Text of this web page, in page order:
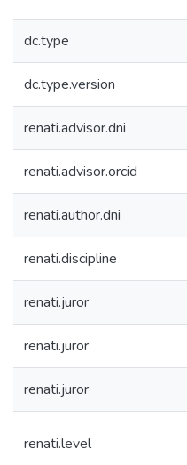
dc.type
dc.type.version
renati.advisor.dni
renati.advisor.orcid
renati.author.dni
renati.discipline
renati.juror
renati.juror
renati.juror
renati.level